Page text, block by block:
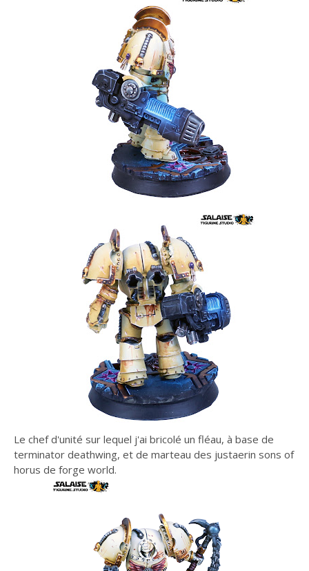
Le chef d'unité sur lequel j'ai bricolé un fléau, à base de
terminator deathwing, et de marteau des justaerin sons of
horus de forge world.